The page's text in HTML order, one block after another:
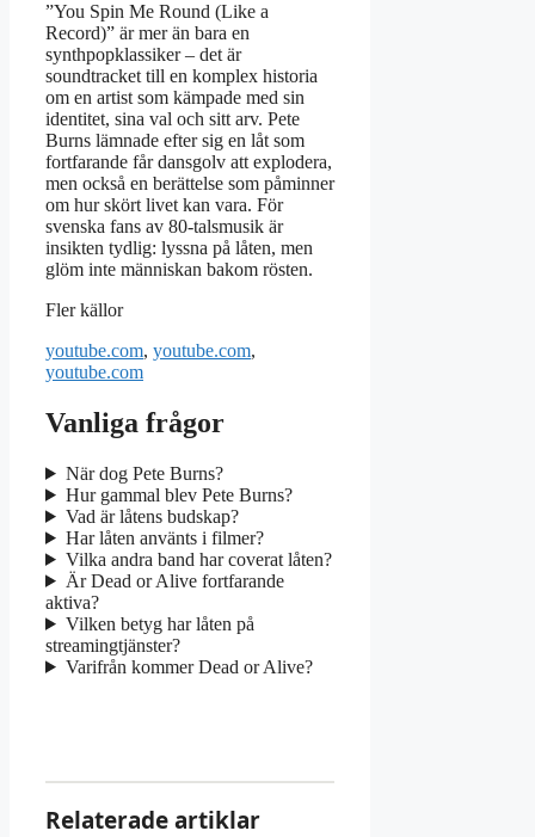
”You Spin Me Round (Like a
Record)” är mer än bara en
synthpopklassiker – det är
soundtracket till en komplex historia
om en artist som kämpade med sin
identitet, sina val och sitt arv. Pete
Burns lämnade efter sig en låt som
fortfarande får dansgolv att explodera,
men också en berättelse som påminner
om hur skört livet kan vara. För
svenska fans av 80-talsmusik är
insikten tydlig: lyssna på låten, men
glöm inte människan bakom rösten.
Fler källor
youtube.com, youtube.com,
youtube.com
Vanliga frågor
När dog Pete Burns?
Hur gammal blev Pete Burns?
Vad är låtens budskap?
Har låten använts i filmer?
Vilka andra band har coverat låten?
Är Dead or Alive fortfarande
aktiva?
Vilken betyg har låten på
streamingtjänster?
Varifrån kommer Dead or Alive?
Relaterade artiklar